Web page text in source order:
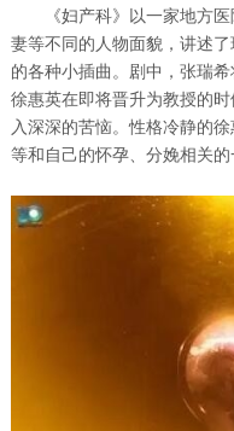
《妇产科》以一家地方医
妻等不同的人物面貌，讲述
的各种小插曲。剧中，张瑞
徐惠英在即将晋升为教授的
入深深的苦恼。性格冷静的
等和自己的怀孕、分娩相关